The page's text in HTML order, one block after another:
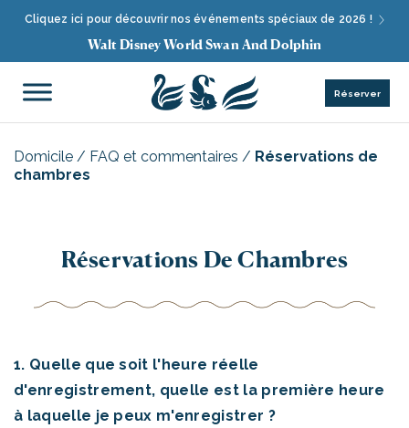
Cliquez ici pour découvrir nos événements spéciaux de 2026 !
Walt Disney World Swan And Dolphin
Réserver
Domicile / FAQ et commentaires / Réservations de
chambres
Réservations De Chambres
1. Quelle que soit l'heure réelle
d'enregistrement, quelle est la première heure
à laquelle je peux m'enregistrer ?